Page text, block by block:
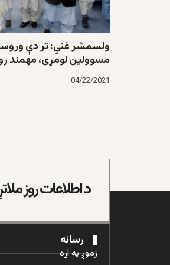
ولسمشر غني: تر دې
مسوولین لومړی، مهمند
04/22/2021
د اطلاعات روز
رسانه
زموږ په اړه